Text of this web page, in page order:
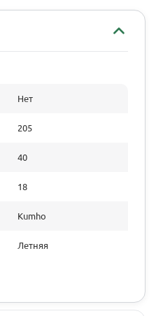
Нет
205
40
18
Kumho
Летняя